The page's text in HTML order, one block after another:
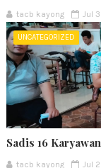
tacb kayong Jul
UNCATEGORIZED
Sadis 16
tacb kayong Jul